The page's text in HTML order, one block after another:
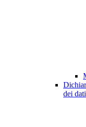
dei dati